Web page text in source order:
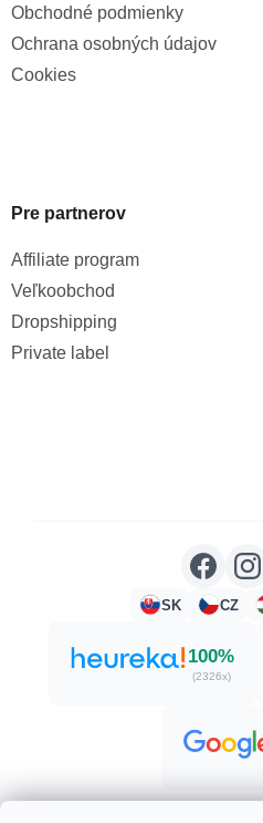
Obchodné podmienky
Ochrana osobných údajov
Cookies
Pre partnerov
Affiliate program
Veľkoobchod
Dropshipping
Private label
SK CZ
100%
(2326x)